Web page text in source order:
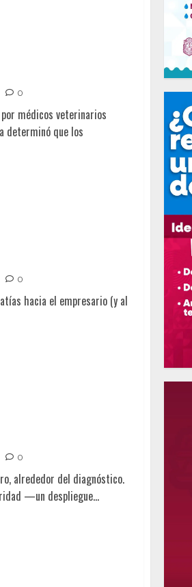
0
médicos veterinarios
determinó que los
0
hacia el empresario (y al
0
alrededor del diagnóstico.
—un despliegue...